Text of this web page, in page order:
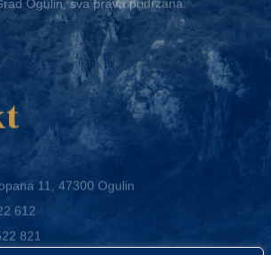
11, 47300 Ogulin
612
821